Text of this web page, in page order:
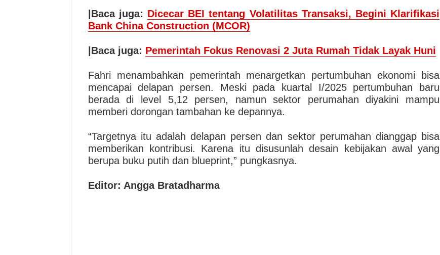
|Baca juga: Dicecar BEI tentang Volatilitas Transaksi, Begini Klarifikasi
Bank China Construction (MCOR)
|Baca juga: Pemerintah Fokus Renovasi 2 Juta Rumah Tidak Layak Huni
Fahri menambahkan pemerintah menargetkan pertumbuhan ekonomi bisa
mencapai delapan persen. Meski pada kuartal I/2025 pertumbuhan baru
berada di level 5,12 persen, namun sektor perumahan diyakini mampu
memberi dorongan tambahan ke depannya.
“Targetnya itu adalah delapan persen dan sektor perumahan dianggap bisa
memberikan kontribusi. Karena itu disusunlah desain kebijakan awal yang
berupa buku putih dan blueprint,” pungkasnya.
Editor: Angga Bratadharma